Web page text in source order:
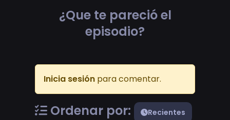
¿Que te pareció el
episodio?
Inicia sesión para comentar.
Ordenar por:
Recientes